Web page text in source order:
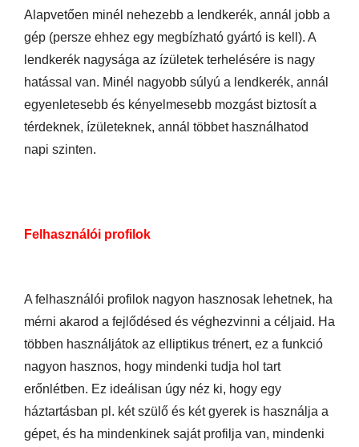
Alapvetően minél nehezebb a lendkerék, annál jobb a
gép (persze ehhez egy megbízható gyártó is kell). A
lendkerék nagysága az ízületek terhelésére is nagy
hatással van. Minél nagyobb súlyú a lendkerék, annál
egyenletesebb és kényelmesebb mozgást biztosít a
térdeknek, ízületeknek, annál többet használhatod
napi szinten.
Felhasználói profilok
A felhasználói profilok nagyon hasznosak lehetnek, ha
mérni akarod a fejlődésed és véghezvinni a céljaid. Ha
többen használjátok az elliptikus trénert, ez a funkció
nagyon hasznos, hogy mindenki tudja hol tart
erőnlétben. Ez ideálisan úgy néz ki, hogy egy
háztartásban pl. két szülő és két gyerek is használja a
gépet, és ha mindenkinek saját profilja van, mindenki